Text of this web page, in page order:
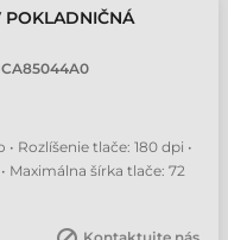
POKLADNIČNÁ
Rozlíšenie tlače: 180 dpi •
Maximálna šírka tlače: 72